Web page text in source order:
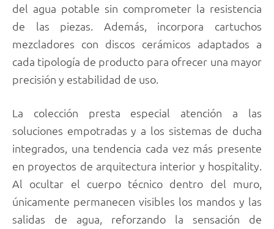
del agua potable sin comprometer la resistencia
de las piezas. Además, incorpora cartuchos
mezcladores con discos cerámicos adaptados a
cada tipología de producto para ofrecer una mayor
precisión y estabilidad de uso.
La colección presta especial atención a las
soluciones empotradas y a los sistemas de ducha
integrados, una tendencia cada vez más presente
en proyectos de arquitectura interior y hospitality.
Al ocultar el cuerpo técnico dentro del muro,
únicamente permanecen visibles los mandos y las
salidas de agua, reforzando la sensación de